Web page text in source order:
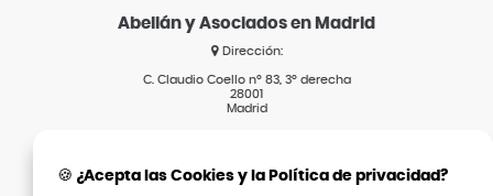
Abellán y Asociados en Madrid
Dirección:
C. Claudio Coello nº 83, 3º derecha
28001
Madrid
SECCIONES
🍪 ¿Acepta las Cookies y la Política de privacidad?